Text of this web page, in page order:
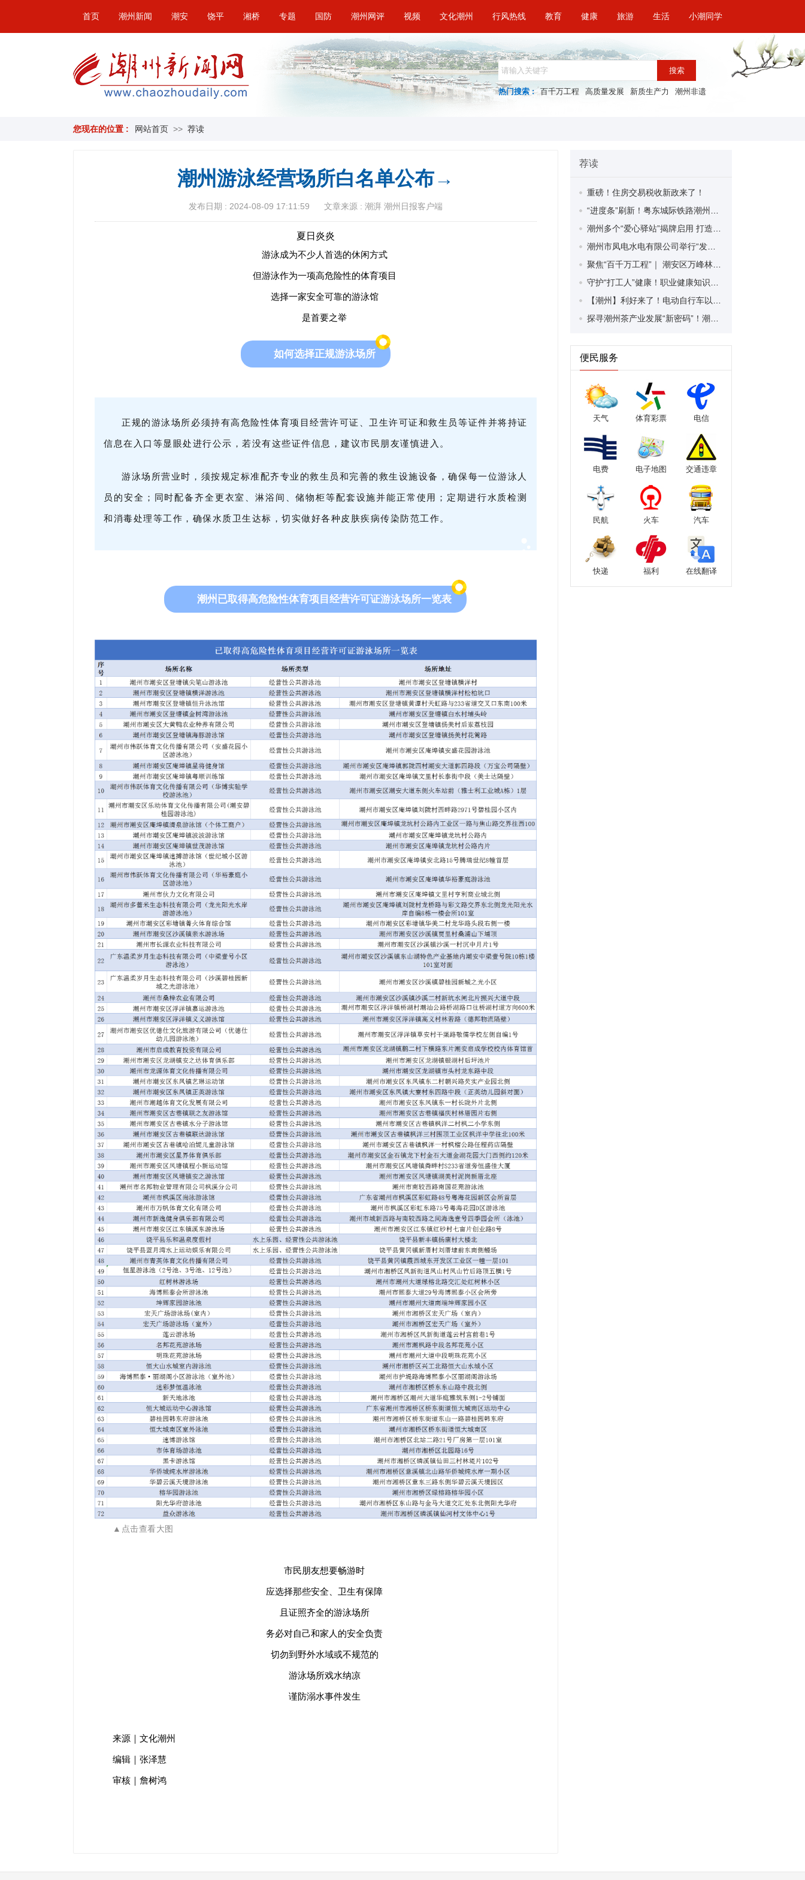
首页 潮州新闻 潮安 饶平 湘桥 专题 国防 潮州网评 视频 文化潮州 行风热线 教育 健康 旅游 生活 小潮同学
搜索
热门搜索 : 百千万工程 高质量发展 新质生产力 潮州非遗
您现在的位置 : 网站首页 >> 荐读
潮州游泳经营场所白名单公布→
发布日期 : 2024-08-09 17:11:59 文章来源 : 潮湃 潮州日报客户端
夏日炎炎
游泳成为不少人首选的休闲方式
但游泳作为一项高危险性的体育项目
选择一家安全可靠的游泳馆
是首要之举
如何选择正规游泳场所
正规的游泳场所必须持有高危险性体育项目经营许可证、卫生许可证和救生员等证件并将持证
信息在入口等显眼处进行公示，若没有这些证件信息，建议市民朋友谨慎进入。
游泳场所营业时，须按规定标准配齐专业的救生员和完善的救生设施设备，确保每一位游泳人
员的安全；同时配备齐全更衣室、淋浴间、储物柜等配套设施并能正常使用；定期进行水质检测
和消毒处理等工作，确保水质卫生达标，切实做好各种皮肤疾病传染防范工作。
潮州已取得高危险性体育项目经营许可证游泳场所一览表
▲点击查看大图
市民朋友想要畅游时
应选择那些安全、卫生有保障
且证照齐全的游泳场所
务必对自己和家人的安全负责
切勿到野外水域或不规范的
游泳场所戏水纳凉
谨防溺水事件发生
来源｜文化潮州
编辑｜张泽慧
审核｜詹树鸿
荐读
重磅！住房交易税收新政来了！
便民服务
天气 体育彩票 电信
电费 电子地图 交通违章
民航 火车 汽车
快递 福利 在线翻译